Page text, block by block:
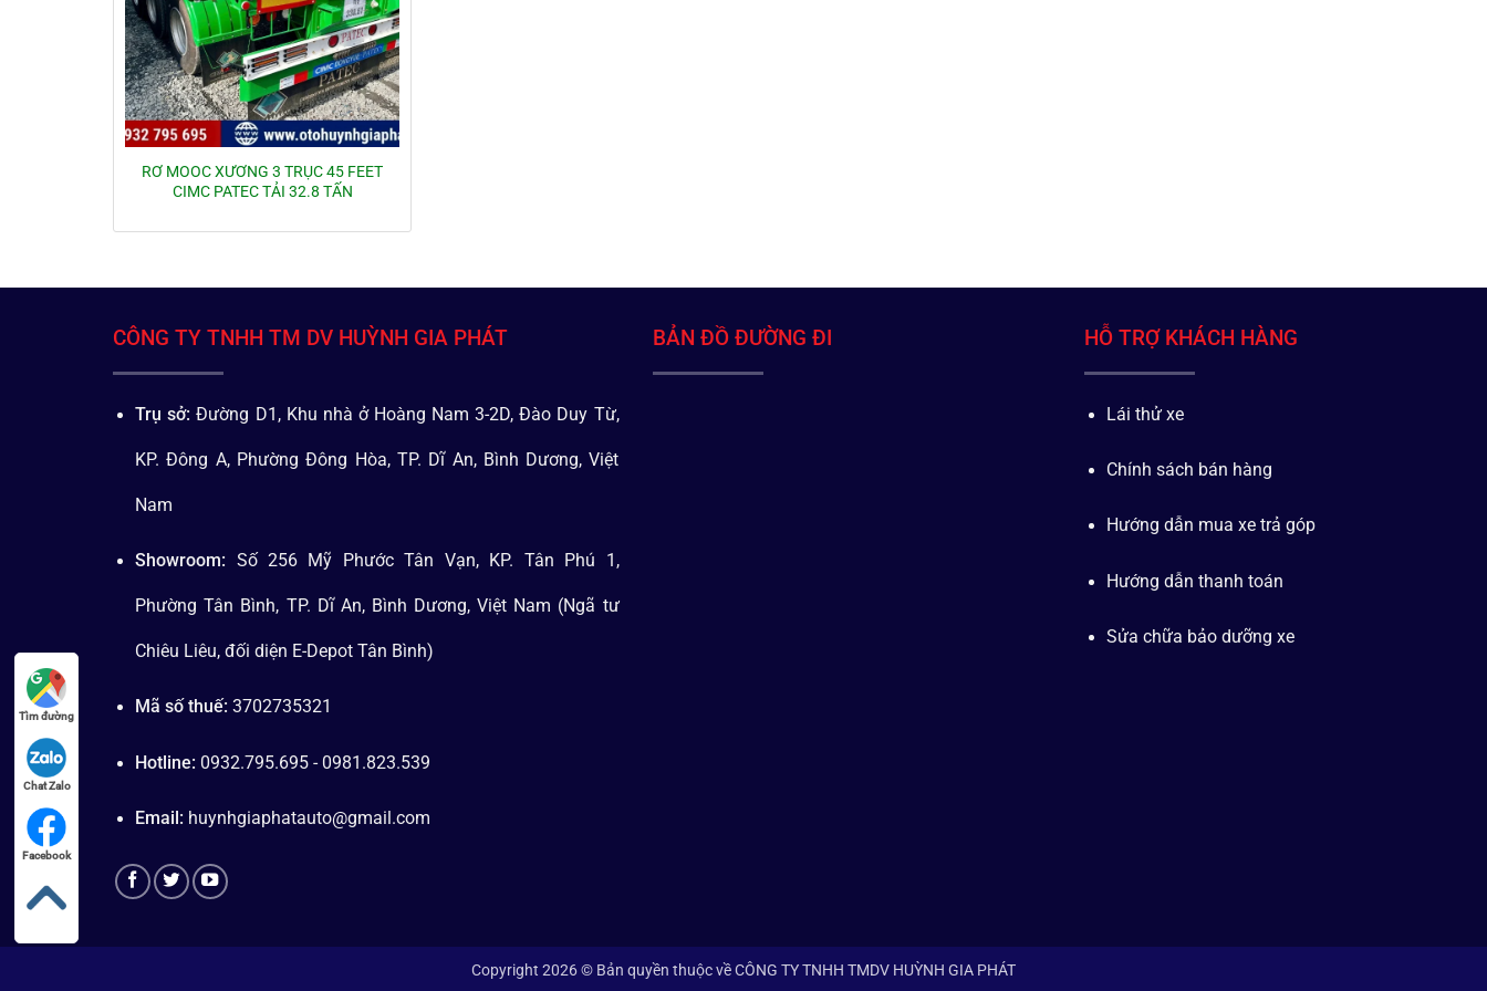
RƠ MOOC XƯƠNG 3 TRỤC 45 FEET
CIMC PATEC TẢI 32.8 TẤN
CÔNG TY TNHH TM DV HUỲNH GIA PHÁT
Trụ sở: Đường D1, Khu nhà ở Hoàng Nam 3-2D, Đào Duy Từ,
KP. Đông A, Phường Đông Hòa, TP. Dĩ An, Bình Dương, Việt
Nam
Showroom: Số 256 Mỹ Phước Tân Vạn, KP. Tân Phú 1,
Phường Tân Bình, TP. Dĩ An, Bình Dương, Việt Nam (Ngã tư
Chiêu Liêu, đối diện E-Depot Tân Bình)
Mã số thuế:3702735321
Hotline: 0932.795.695 - 0981.823.539
Email: huynhgiaphatauto@gmail.com
BẢN ĐỒ ĐƯỜNG ĐI HỖ TRỢ KHÁCH HÀNG
Lái thử xe
Chính sách bán hàng
Hướng dẫn mua xe trả góp
Hướng dẫn thanh toán
Sửa chữa bảo dưỡng xe
Copyright 2026 © Bản quyền thuộc về CÔNG TY TNHH TMDV HUỲNH GIA PHÁT
Tìm đường
Chat Zalo
Facebook